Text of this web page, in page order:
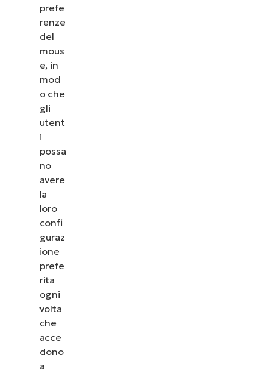
prefe
renze
del
mous
e, in
mod
o che
gli
utent
i
possa
no
avere
la
loro
confi
guraz
ione
prefe
rita
ogni
volta
che
acce
dono
a